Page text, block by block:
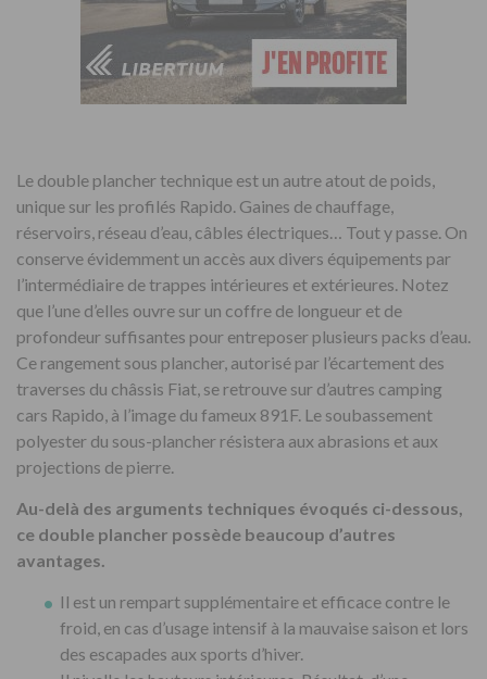
Le double plancher technique est un autre atout de poids,
unique sur les profilés Rapido. Gaines de chauffage,
réservoirs, réseau d’eau, câbles électriques… Tout y passe. On
conserve évidemment un accès aux divers équipements par
l’intermédiaire de trappes intérieures et extérieures. Notez
que l’une d’elles ouvre sur un coffre de longueur et de
profondeur suffisantes pour entreposer plusieurs packs d’eau.
Ce rangement sous plancher, autorisé par l’écartement des
traverses du châssis Fiat, se retrouve sur d’autres camping
cars Rapido, à l’image du fameux 891F. Le soubassement
polyester du sous-plancher résistera aux abrasions et aux
projections de pierre.
Au-delà des arguments techniques évoqués ci-dessous,
ce double plancher possède beaucoup d’autres
avantages.
Il est un rempart supplémentaire et efficace contre le
froid, en cas d’usage intensif à la mauvaise saison et lors
des escapades aux sports d’hiver.